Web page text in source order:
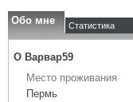
Обо мне Статистика
О Варвар59
Место проживания
Пермь